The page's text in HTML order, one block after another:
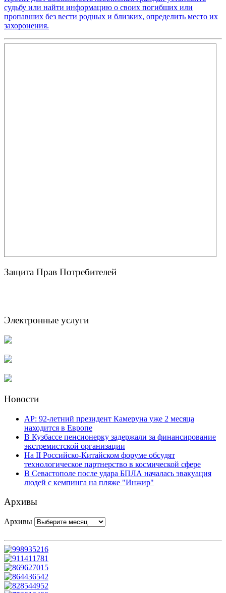
Защита Прав Потребителей
Электронные услуги
Новости
AP: 92-летний президент Камеруна уже 2 месяца
находится в Европе
В Кузбассе пенсионерку задержали за финансирование
экстремистской организации
На II Российско-Китайском форуме обсудят
технологическое партнерство в космической сфере
В Севастополе после удара БПЛА началась эвакуация
людей с кемпинга на пляже "Инжир"
Архивы
Архивы